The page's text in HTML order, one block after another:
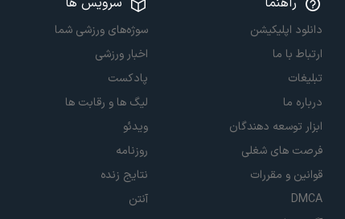
دانلود اپلیکیشن
ارتباط با ما
تبلیغات
درباره ما
ابزار توسعه دهندگان
فرصت های شغلی
قوانین و مقررات
DMCA
سوژه‌های ورزشی شما
اخبار ورزشی
پادکست
لیگ ها و رقابت ها
ویدئو
روزنامه
نتایج زنده
آنتن